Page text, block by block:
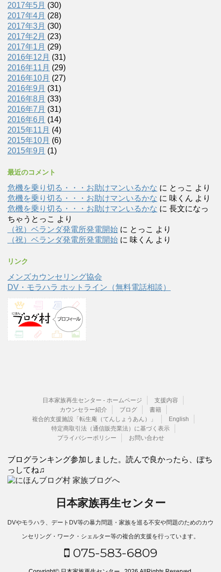
2017年5月 (30)
2017年4月 (28)
2017年3月 (30)
2017年2月 (23)
2017年1月 (29)
2016年12月 (31)
2016年11月 (29)
2016年10月 (27)
2016年9月 (31)
2016年8月 (33)
2016年7月 (31)
2016年6月 (14)
2015年11月 (4)
2015年10月 (6)
2015年9月 (1)
最近のコメント
危機を乗り切る・・・お助けマンいるかな に とっこ より
危機を乗り切る・・・お助けマンいるかな に 味くん より
危機を乗り切る・・・お助けマンいるかな に 長文になっ
ちゃうとっこ より
（祝）ベランダ発電所発電開始 に とっこ より
（祝）ベランダ発電所発電開始 に 味くん より
リンク
メンズカウンセリング協会
DV・モラハラ ホットライン（無料電話相談）
日本家族再生センター - ホームページ
支援内容
カウンセラー紹介
ブログ
書籍
複合的支援施設「転生庵（てんしょうあん）」
English
特定商取引法（通信販売業法）に基づく表示
プライバシーポリシー
お問い合わせ
ブログランキング参加しました。読んで良かったら、ぽち
っしてね♫
日本家族再生センター
DVやモラハラ、デートDV等の暴力問題・家族を巡る不安や問題のためのカウ
ンセリング・ワーク・シェルター等の複合的支援を行っています。
075-583-6809